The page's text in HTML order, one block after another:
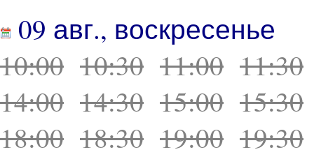
09 авг., воскресенье
10:00 10:30 11:00 11:30
14:00 14:30 15:00 15:30
18:00 18:30 19:00 19:30